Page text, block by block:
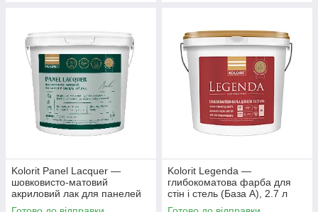
Kolorit Panel Lacquer —
шовковисто-матовий
акриловий лак для панелей
(База EP), 2 л
Kolorit Legenda —
глибокоматова фарба для
стін і стель (База А), 2.7 л